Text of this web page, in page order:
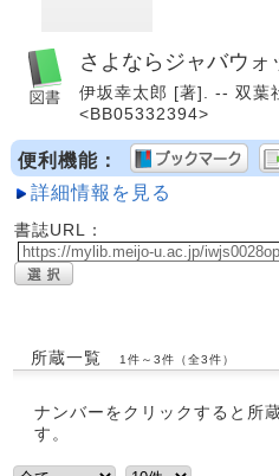
さよならジャバウォ
伊坂幸太郎 [著]. -- 双葉
<BB05332394>
便利機能：
詳細情報を見る
書誌URL：
所蔵一覧 1件～3件（全3件）
ナンバーをクリックすると所
す。